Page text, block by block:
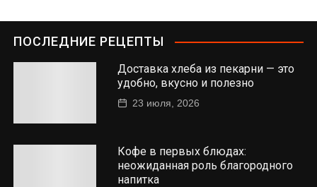
ПОСЛЕДНИЕ РЕЦЕПТЫ
Доставка хлеба из пекарни — это
удобно, вкусно и полезно
23 июля, 2026
Кофе в первых блюдах:
неожиданная роль благородного
напитка